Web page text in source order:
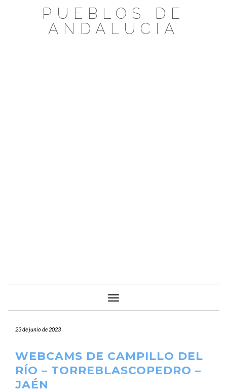
PUEBLOS DE
ANDALUCIA
Cambiar modo de navegación
23 de junio de 2023
WEBCAMS DE CAMPILLO DEL
RÍO – TORREBLASCOPEDRO –
JAÉN